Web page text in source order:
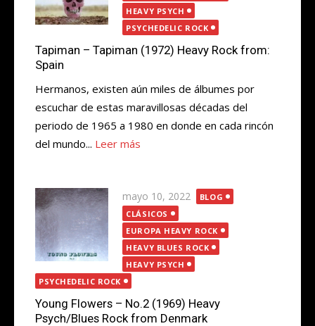
HEAVY PSYCH
PSYCHEDELIC ROCK
Tapiman – Tapiman (1972) Heavy Rock from:
Spain
Hermanos, existen aún miles de álbumes por
escuchar de estas maravillosas décadas del
periodo de 1965 a 1980 en donde en cada rincón
del mundo... Leer más
Publicada
el
mayo 10, 2022
BLOG
CLÁSICOS
EUROPA HEAVY ROCK
HEAVY BLUES ROCK
HEAVY PSYCH
PSYCHEDELIC ROCK
Young Flowers – No.2 (1969) Heavy
Psych/Blues Rock from Denmark